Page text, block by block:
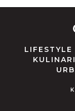
LIFESTYLE